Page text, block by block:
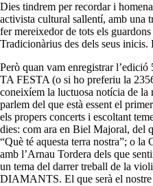
Dies tindrem per recordar i
activista cultural sallentí, amb una
fer mereixedor de tots els
Tradicionàrius des dels seus inicis.
Però quan vam enregistrar
TA FESTA (o si ho preferiu la
coneixíem la luctuosa notícia de la
parlem del que està essent el
els propers concerts i escoltant
dies: com ara en Biel Majoral, del
“Què té aquesta terra nostra”; o
amb l’Arnau Tordera dels que
un tema del darrer treball de la
DIAMANTS. El que serà el nostre